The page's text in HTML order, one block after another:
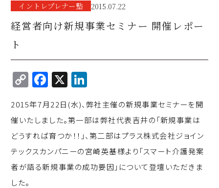
イントレプレナー塾 2015.07.22
経営者向け新規事業セミナー 開催レポー
ト
C
o
p
y
Li
n
k
F
a
c
e
b
o
o
X
n
k
e
d
I
n
2015年7月22日(水)、弊社主催の新規事業セミナーを開
催いたしました。第一部は弊社代表吉井の「新規事業は
どうすれば育つか！！」、第二部はプラス株式会社ジョイン
テックスカンパニーの宮崎英基様より「スマート介護発案
者が語る新規事業の成功要因」について登壇いただきま
した。